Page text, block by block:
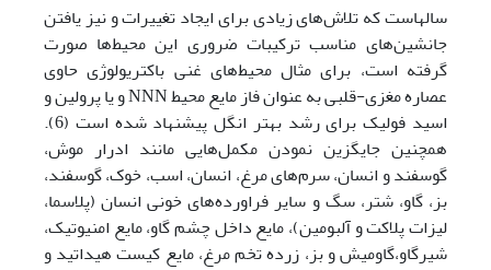
سالهاست که تلاش‌‌های زیادی برای ایجاد تغییرات و نیز یافتن
جانشین‌‌های مناسب ترکیبات ضروری این محیط‌ها صورت
گرفته است، برای مثال محیط‌‌های غنی باکتریولوژی حاوی
عصاره مغزی-قلبی به عنوان فاز مایع محیط NNN و یا پرولین و
اسید فولیک برای رشد بهتر انگل پیشنهاد شده است (6).
همچنین جایگزین نمودن مکمل‌‌هایی مانند ادرار‌‌ موش،
گوسفند و انسان، سرم‌‌های مرغ، انسان، اسب، خوک، گوسفند،
بز، گاو، شتر، سگ و سایر فراورده‌‌های خونی انسان (پلاسما،
لیزات پلاکت و آلبومین)، مایع داخل چشم گاو، مایع امنیوتیک،
شیرگاو،گاومیش و بز، زرده تخم مرغ، مایع کیست هیداتید و